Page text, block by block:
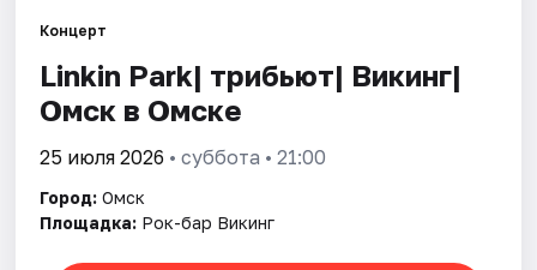
Города
Площадки
Рейтинги
Концерт
Linkin Park| трибьют| Викинг|
Омск в Омске
25 июля 2026 • суббота • 21:00
Город: Омск
Площадка: Рок-бар Викинг